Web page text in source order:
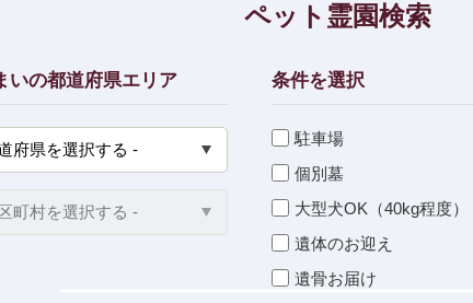
ペット霊園検索
いの都道府県エリア 条件を選択
駐車場
個別墓
大型犬OK（40kg程度）
遺体のお迎え
遺骨お届け